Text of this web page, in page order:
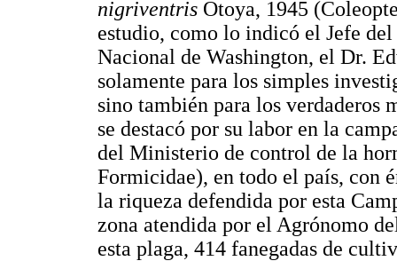
nigriventris Otoya, 1945
estudio, como lo indicó el Jefe
Nacional de Washington, el Dr.
solamente para los simples
sino también para los verdaderos
se destacó por su labor en la
del Ministerio de control de la
Formicidae), en todo el país, con
la riqueza defendida por esta
zona atendida por el Agrónomo
esta plaga, 414 fanegadas de